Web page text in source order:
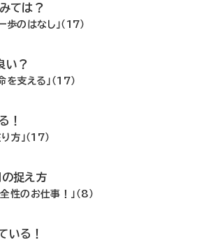
ては？
のはなし」（17）
い？
支える」（17）
！
」（17）
の捉え方
のお仕事！」（8）
いる！